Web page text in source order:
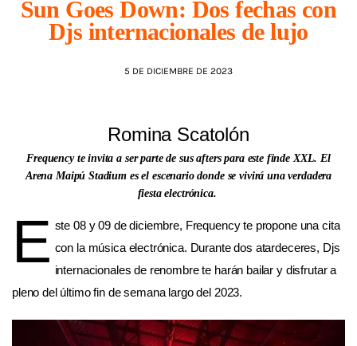
AGENDA
Sun Goes Down: Dos fechas con
Djs internacionales de lujo
5 DE DICIEMBRE DE 2023
Romina Scatolón
Frequency te invita a ser parte de sus afters para este finde XXL. El
Arena Maipú Stadium es el escenario donde se vivirá una verdadera
fiesta electrónica.
E ste 08 y 09 de diciembre, Frequency te propone una cita
con la música electrónica. Durante dos atardeceres, Djs
internacionales de renombre te harán bailar y disfrutar a
pleno del último fin de semana largo del 2023.